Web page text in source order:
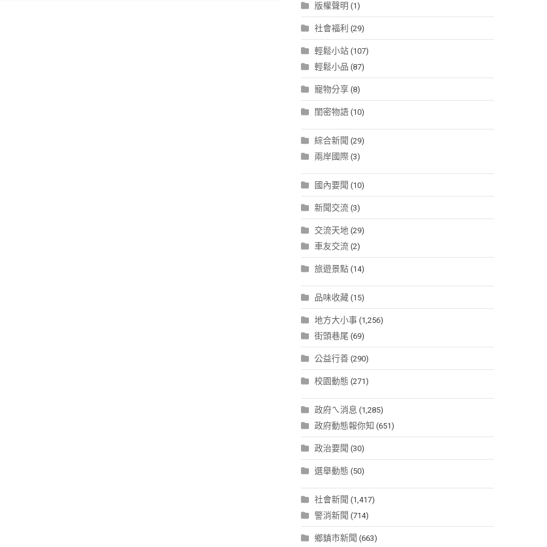
版權聲明 (1)
社會福利 (29)
輕鬆小站 (107)
輕鬆小品 (87)
寵物分享 (8)
閨密物語 (10)
綜合新聞 (29)
兩岸國際 (3)
國內要聞 (10)
新聞交流 (3)
交流天地 (29)
車友交流 (2)
旅遊景點 (14)
品味收藏 (15)
地方大小事 (1,256)
街頭巷尾 (69)
公益行善 (290)
校園動態 (271)
政府ㄟ消息 (1,285)
政府動態報你知 (651)
政治要聞 (30)
選舉動態 (50)
社會新聞 (1,417)
警消新聞 (714)
鄉鎮市新聞 (663)